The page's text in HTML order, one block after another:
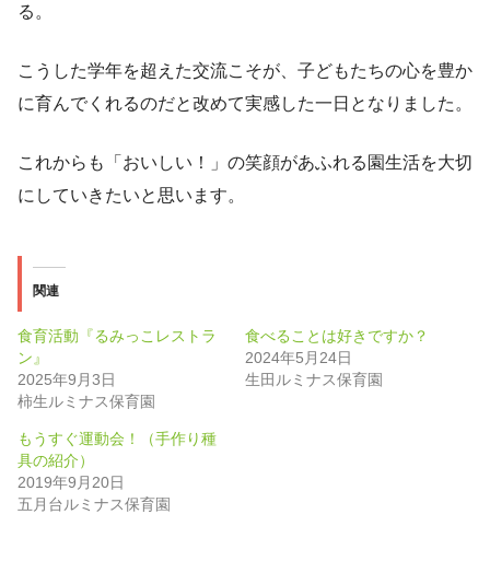
る。
こうした学年を超えた交流こそが、子どもたちの心を豊か
に育んでくれるのだと改めて実感した一日となりました。
これからも「おいしい！」の笑顔があふれる園生活を大切
にしていきたいと思います。
関連
食育活動『るみっこレストラ
ン』
2025年9月3日
柿生ルミナス保育園
食べることは好きですか？
2024年5月24日
生田ルミナス保育園
もうすぐ運動会！（手作り種
具の紹介）
2019年9月20日
五月台ルミナス保育園